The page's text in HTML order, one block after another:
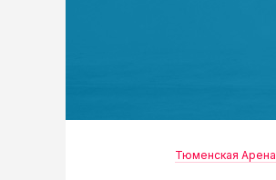
Тюменская Арена